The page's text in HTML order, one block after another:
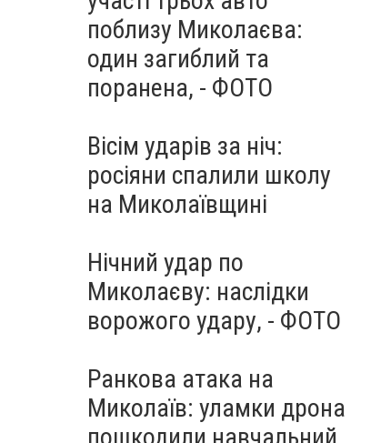
поблизу Миколаєва:
один загиблий та
поранена, - ФОТО
Вісім ударів за ніч:
росіяни спалили школу
на Миколаївщині
Нічний удар по
Миколаєву: наслідки
ворожого удару, - ФОТО
Ранкова атака на
Миколаїв: уламки дрона